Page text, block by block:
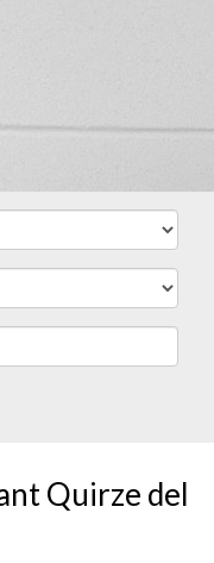
Quirze del